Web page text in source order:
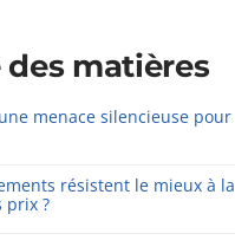
des matières
menace silencieuse pour
résistent le mieux à la
prix ?